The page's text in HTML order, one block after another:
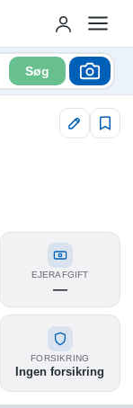
Søg
EJERAFGIFT
—
FORSIKRING
Ingen forsikring